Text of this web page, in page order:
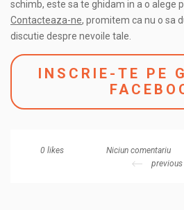
schimb, este sa te ghidam in a o alege
Contacteaza-ne, promitem ca nu o sa
discutie despre nevoile tale.
INSCRIE-TE PE
0 likes
Niciun comentariu